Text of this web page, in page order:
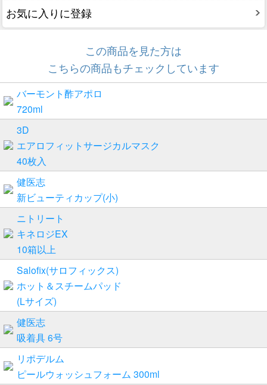
お気に入りに登録
この商品を見た方は
こちらの商品もチェックしています
バーモント酢アポロ
720ml
3D
エアロフィットサージカルマスク
40枚入
健医志
新ビューティカップ(小)
ニトリート
キネロジEX
10箱以上
Salofix(サロフィックス)
ホット＆スチームパッド
(Lサイズ)
健医志
吸着具 6号
リポデルム
ピールウォッシュフォーム 300ml